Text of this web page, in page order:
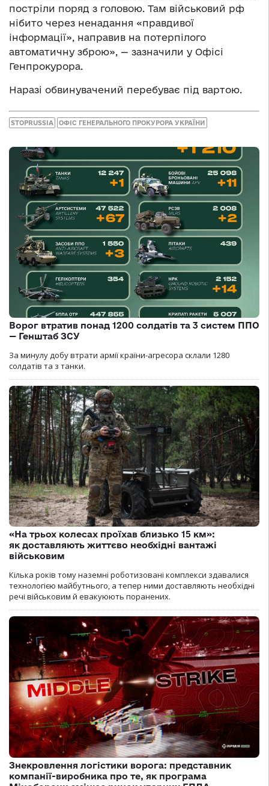
постріли поряд з головою. Там військовий рф
нібито через ненадання «правдивої
інформації», направив на потерпілого
автоматичну зброю», — зазначили у Офісі
Генпрокурора.
Наразі обвинувачений перебуває під вартою.
STOPRUSSIA ОФІС ГЕНЕРАЛЬНОГО ПРОКУРОРА УКРАЇНИ
Ворог втратив понад 1200 солдатів та 3 систем ППО
— Генштаб ЗСУ
За минулу добу втрати армії країни-агресора склали 1280
солдатів та з танки.
«На трьох колесах проїхав близько 15 км»:
як доставляють життєво необхідні вантажі
військовим
Кілька років тому наземні роботизовані комплекси здавалися
технологією майбутнього, а тепер ними доставляють необхідні
речі військовим й евакуюють поранених.
Знекровлення логістики ворога: представник
компанії-виробника про те, як програма